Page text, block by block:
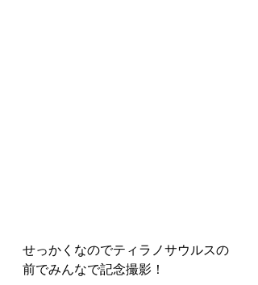
せっかくなのでティラノサウルスの
前でみんなで記念撮影！